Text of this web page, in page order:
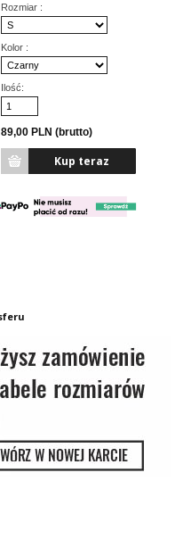
Rozmiar :
Kolor :
Ilość:
89,00 PLN (brutto)